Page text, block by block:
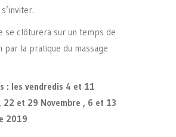
se clôturera sur un temps de
par la pratique du massage
: les vendredis 4 et 11
22 et 29 Novembre , 6 et 13
2019